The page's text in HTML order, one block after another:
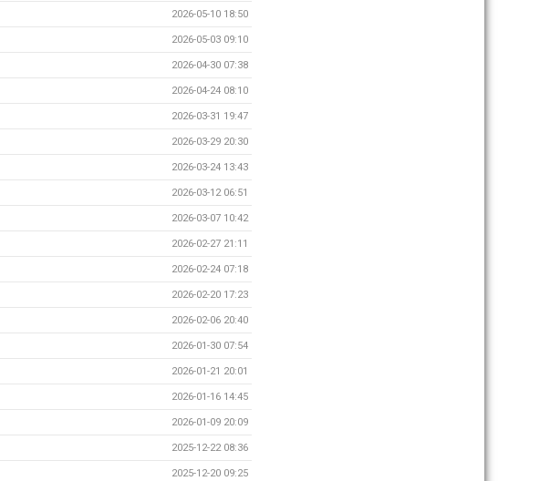
2026-05-10 18:50
2026-05-03 09:10
2026-04-30 07:38
2026-04-24 08:10
2026-03-31 19:47
2026-03-29 20:30
2026-03-24 13:43
2026-03-12 06:51
2026-03-07 10:42
2026-02-27 21:11
2026-02-24 07:18
2026-02-20 17:23
2026-02-06 20:40
2026-01-30 07:54
2026-01-21 20:01
2026-01-16 14:45
2026-01-09 20:09
2025-12-22 08:36
2025-12-20 09:25